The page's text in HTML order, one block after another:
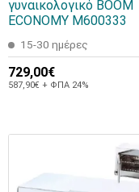
γυναικολογικό BOOM
ECONOMY M600333
15-30 ημέρες
729,00€
587,90€ + ΦΠΑ 24%